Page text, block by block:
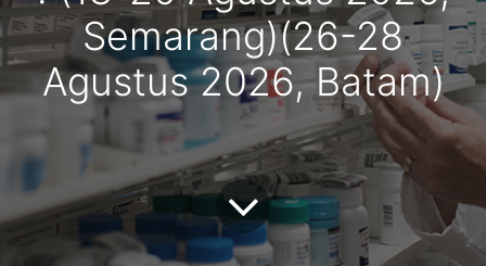
Semarang)(26-28
Agustus 2026, Batam)